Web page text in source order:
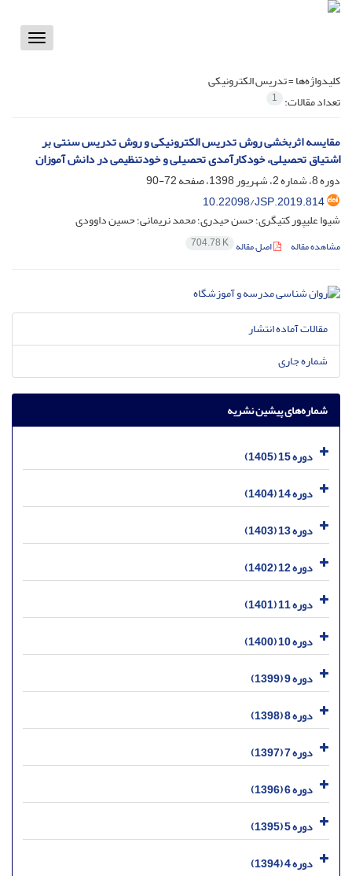
Toggle
کلیدواژه‌ها =تدریس الکترونیکی
تعداد مقالات: 1
مقایسه اثربخشی روش تدریس الکترونیکی و روش تدریس سنتی بر
اشتیاق تحصیلی، خودکارآمدی تحصیلی و خودتنظیمی در دانش آموزان
دوره 8، شماره 2، شهریور 1398، صفحه
72-90
10.22098/JSP.2019.814
شیوا علیپور کتیگری؛ حسن حیدری؛ محمد نریمانی؛ حسین داوودی
مشاهده مقاله اصل مقاله 704.78 K
مقالات آماده انتشار
شماره جاری
شماره‌های پیشین نشریه
دوره 15 (1405)
دوره 14 (1404)
دوره 13 (1403)
دوره 12 (1402)
دوره 11 (1401)
دوره 10 (1400)
دوره 9 (1399)
دوره 8 (1398)
دوره 7 (1397)
دوره 6 (1396)
دوره 5 (1395)
دوره 4 (1394)